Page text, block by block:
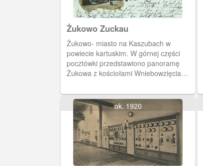
Żukowo Zuckau
Żukowo- miasto na Kaszubach w
powiecie kartuskim. W górnej części
pocztówki przedstawiono panoramę
Żukowa z kościołami Wniebowzięcia
widzimy żukowski młyn i gościniec
Eduarda Gleinerta.ok. 1920